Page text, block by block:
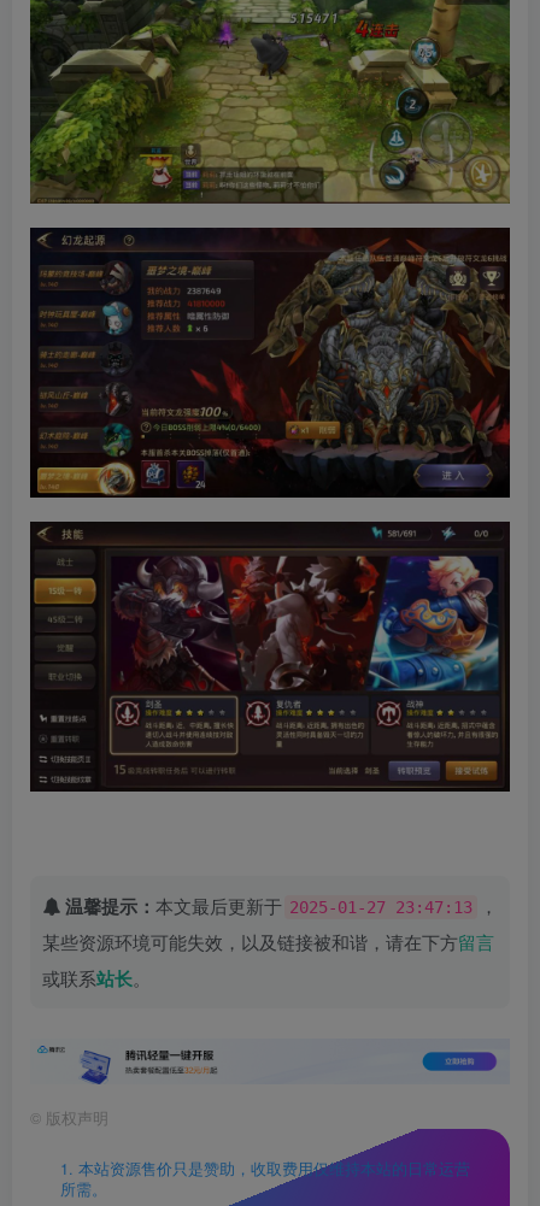
温馨提示： 本文最后更新于 2025-01-27 23:47:13
，
某些资源环境可能失效，以及链接被和谐，请在下方留言
或联系站长。
© 版权声明
1. 本站资源售价只是赞助，收取费用仅维持本站的日常运营
所需。